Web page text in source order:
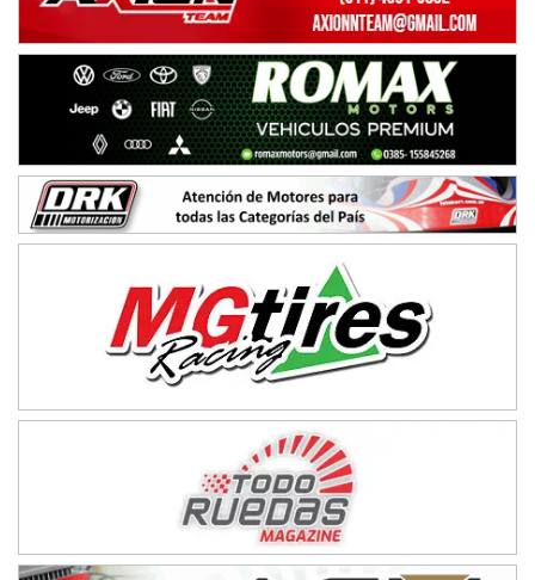
VICTORIENSE - F7
El Cerro (Tierra)
Victoria (Entre Ríos)
PATAGONICO - F6
Moto Club Reginense (Tierra)
Gral. E. Godoy (Río Negro)
CSK - F7
Juventud Unida (Tierra)
Humboldt (Santa Fe)
NORESTE SANTAFESINO - F6
Ciudad de Avellaneda (Asfalto)
Avellaneda (Santa Fe)
SUR SANTAFESINO - F4
Rufino (Santa Fe)